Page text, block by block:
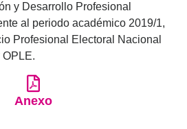
y Desarrollo Profesional
al periodo académico 2019/1,
Profesional Electoral Nacional
Anexo